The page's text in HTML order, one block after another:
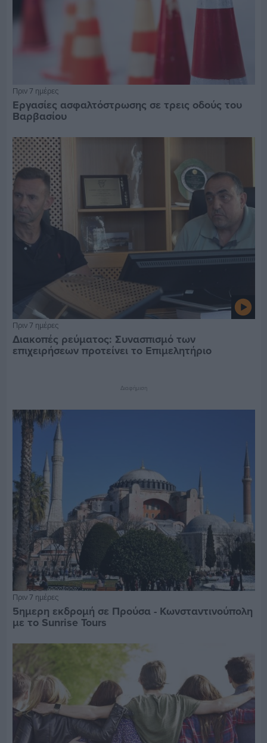
Πριν 7 ημέρες
Εργασίες ασφαλτόστρωσης σε τρεις οδούς του
Βαρβασίου
Πριν 7 ημέρες
Διακοπές ρεύματος: Συνασπισμό των
επιχειρήσεων προτείνει το Επιμελητήριο
Διαφήμιση
Πριν 7 ημέρες
5ημερη εκδρομή σε Προύσα - Κωνσταντινούπολη
με το Sunrise Tours